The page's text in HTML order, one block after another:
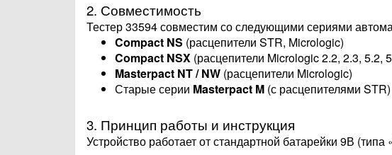
2. Совместимость
Тестер 33594 совместим со следующими сериями
Compact NS (расцепители STR, Micrologic)
Compact NSX (расцепители Micrologic 2.2, 2.3, 5.2,
Masterpact NT / NW (расцепители Micrologic)
Старые серии Masterpact M (с расцепителями STR)
3. Принцип работы и инструкция
Устройство работает от стандартной батарейки 9В (типа